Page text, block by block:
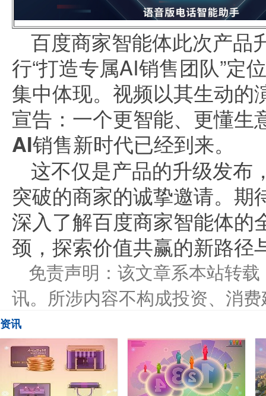
百度商家智能体此次产品
行“打造专属AI销售团队”定
集中体现。视频以其生动的
宣告： 一个更智能、更懂生
AI销售新时代已经到来。
这不仅是产品的升级发布
突破的商家的诚挚邀请。期
深入了解百度商家智能体的
颈，探索价值共赢的新路径
免责声明：该文章系本站转
讯。所涉内容不构成投资、消
资讯